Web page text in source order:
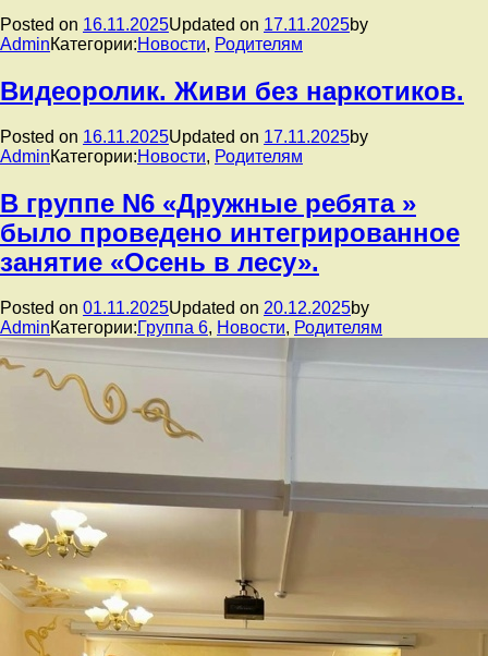
Posted on 16.11.2025Updated on 17.11.2025by
AdminКатегории:Новости, Родителям
Видеоролик. Живи без наркотиков.
Posted on 16.11.2025Updated on 17.11.2025by
AdminКатегории:Новости, Родителям
В группе N6 «Дружные ребята »
было проведено интегрированное
занятие «Осень в лесу».
Posted on 01.11.2025Updated on 20.12.2025by
AdminКатегории:Группа 6, Новости, Родителям